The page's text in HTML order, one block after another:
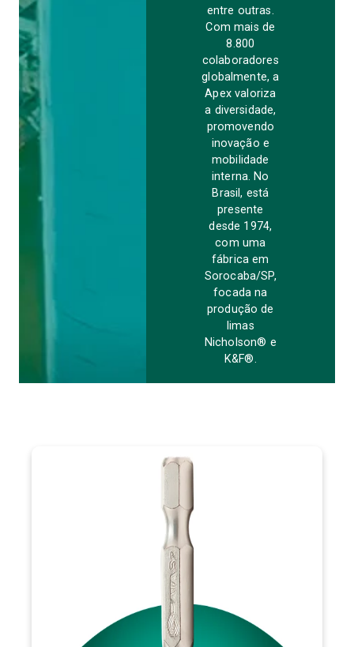
entre outras.
Com mais de
8.800
colaboradores
globalmente, a
Apex valoriza
a diversidade,
promovendo
inovação e
mobilidade
interna. No
Brasil, está
presente
desde 1974,
com uma
fábrica em
Sorocaba/SP,
focada na
produção de
limas
Nicholson® e
K&F®.
VISÃO GERAL
Os Bits Phillips da SATA destacam-se pela
resistência e
produtividade
, ideais para profissionais que buscam eficiência